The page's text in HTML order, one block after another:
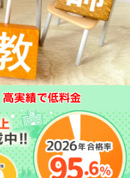
高実績で低料金